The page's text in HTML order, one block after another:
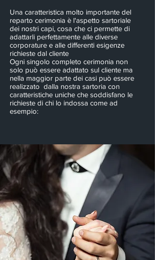
Una caratteristica molto importante del
reparto cerimonia è l'aspetto sartoriale
dei nostri capi, cosa che ci permette di
adattarli perfettamente alle diverse
corporature e alle differenti esigenze
richieste dal cliente
Ogni singolo completo cerimonia non
solo può essere adattato sul cliente ma
nella maggior parte dei casi può essere
realizzato dalla nostra sartoria con
caratteristiche uniche che soddisfano le
richieste di chi lo indossa come ad
esempio: